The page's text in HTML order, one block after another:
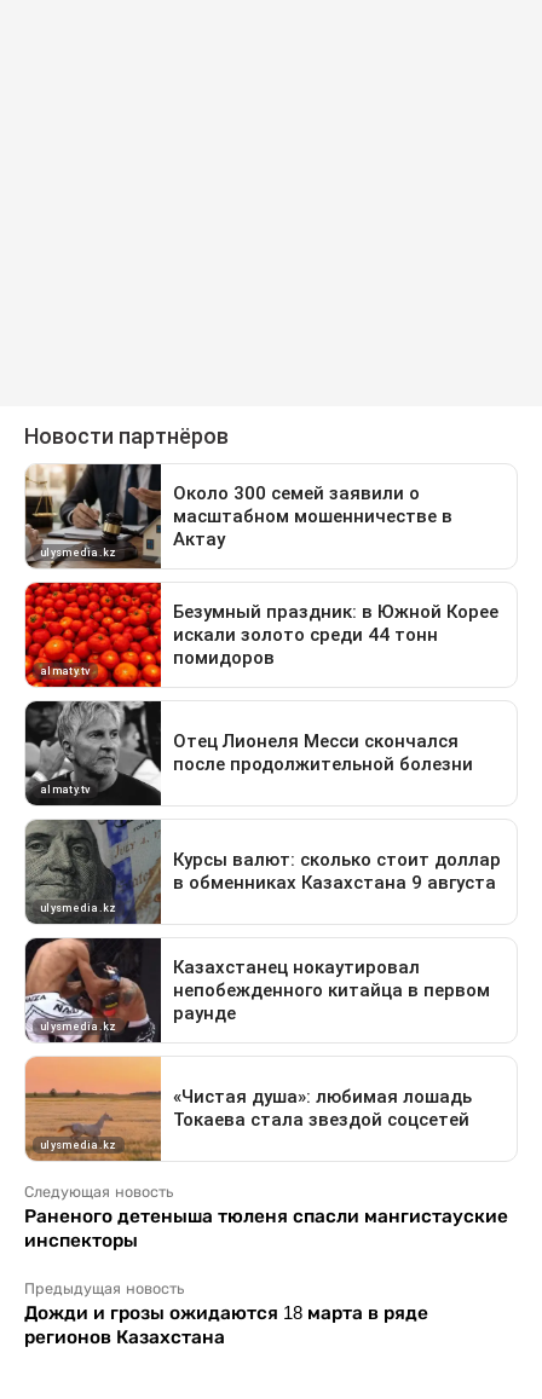
Следующая новость
Раненого детеныша тюленя спасли мангистауские
инспекторы
Предыдущая новость
Дожди и грозы ожидаются 18 марта в ряде
регионов Казахстана